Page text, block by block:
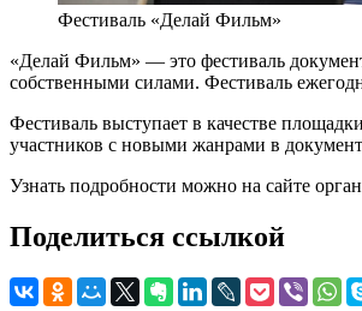
Фестиваль «Делай Фильм»
«Делай Фильм» — это фестиваль
собственными силами. Фестиваль
Фестиваль выступает в качестве
участников с новыми жанрами в
Узнать подробности можно на сайте
Поделиться ссылкой